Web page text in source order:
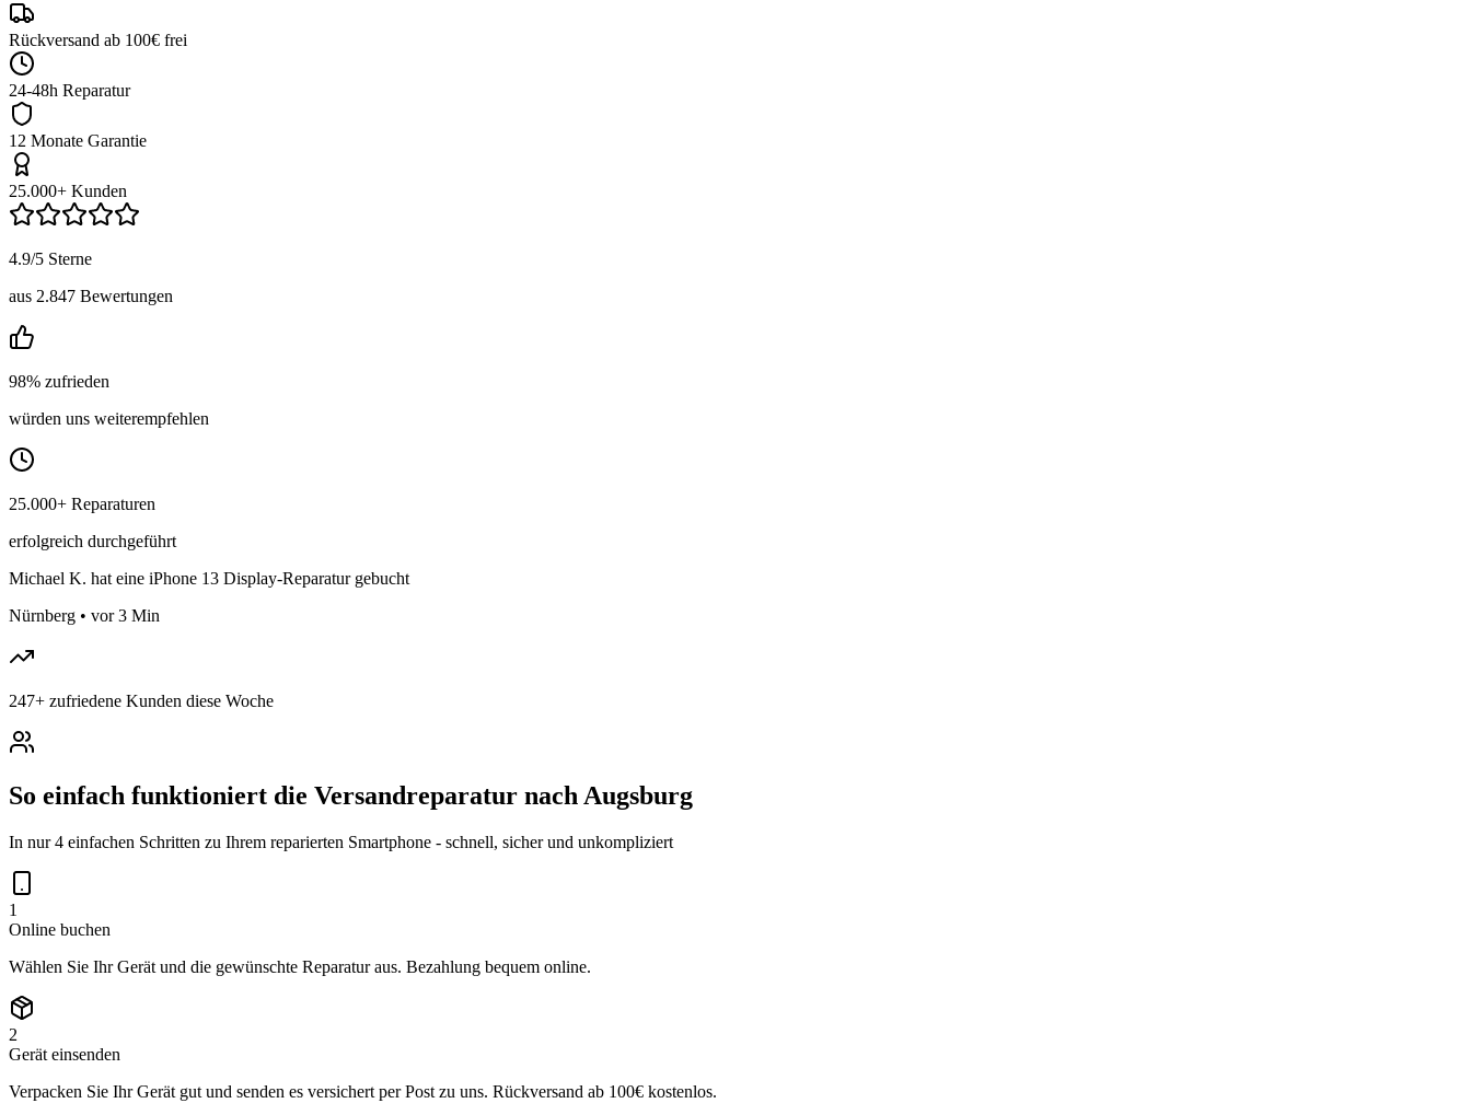
Rückversand ab 100€ frei
24-48h Reparatur
12 Monate Garantie
25.000+ Kunden
4.9/5 Sterne
aus 2.847 Bewertungen
98% zufrieden
würden uns weiterempfehlen
25.000+ Reparaturen
erfolgreich durchgeführt
Michael K. hat eine iPhone 13 Display-Reparatur gebucht
Nürnberg • vor 3 Min
247+ zufriedene Kunden diese Woche
So einfach funktioniert die Versandreparatur nach Augsburg
In nur 4 einfachen Schritten zu Ihrem reparierten Smartphone - schnell, sicher und unkompliziert
1
Online buchen
Wählen Sie Ihr Gerät und die gewünschte Reparatur aus. Bezahlung bequem online.
2
Gerät einsenden
Verpacken Sie Ihr Gerät gut und senden es versichert per Post zu uns. Rückversand ab 100€ kostenlos.